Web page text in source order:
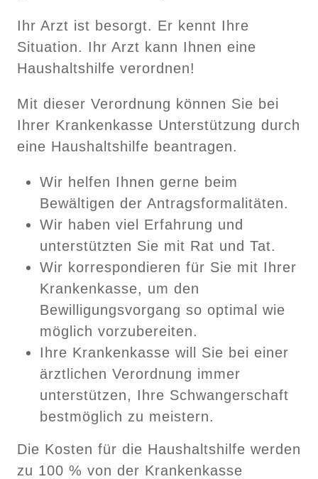
Ihr Arzt ist besorgt. Er kennt Ihre
Situation. Ihr Arzt kann Ihnen eine
Haushaltshilfe verordnen!
Mit dieser Verordnung können Sie bei
Ihrer Krankenkasse Unterstützung durch
eine Haushaltshilfe beantragen.
Wir helfen Ihnen gerne beim
Bewältigen der Antragsformalitäten.
Wir haben viel Erfahrung und
unterstützten Sie mit Rat und Tat.
Wir korrespondieren für Sie mit Ihrer
Krankenkasse, um den
Bewilligungsvorgang so optimal wie
möglich vorzubereiten.
Ihre Krankenkasse will Sie bei einer
ärztlichen Verordnung immer
unterstützen, Ihre Schwangerschaft
bestmöglich zu meistern.
Die Kosten für die Haushaltshilfe werden
zu 100 % von der Krankenkasse